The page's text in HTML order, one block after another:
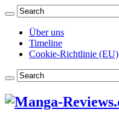
Über uns
Timeline
Cookie-Richtlinie (EU)